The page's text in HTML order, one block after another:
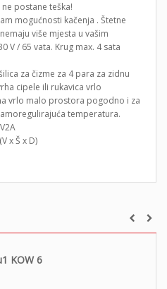
KOW 6
postane teška!
mogućnosti kačenja . Štetne
više mjesta u vašim
V / 65 vata. Krug max. 4 sata
za čizme za 4 para za zidnu
cipele ili rukavica vrlo
vrlo malo prostora pogodno i za
temperatura.
x Š x D)